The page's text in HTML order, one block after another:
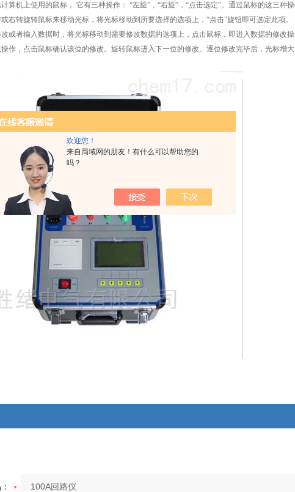
欢迎您！
来自局域网的朋友！有什么可以帮助您的
吗？
算机上使用的鼠标， 它有三种操作： “左旋”，“右旋”，“点击选定”。通过鼠标的这三种
右转旋转鼠标来移动光标，将光标移动到所要选择的选项上，“点击”旋钮即可选定此项。
或者输入数据时，将光标移动到需要修改数据的选项上，点击鼠标，即进入数据的修改
作，点击鼠标确认该位的修改。旋转鼠标进入下一位的修改。逐位修改完毕后，光标增